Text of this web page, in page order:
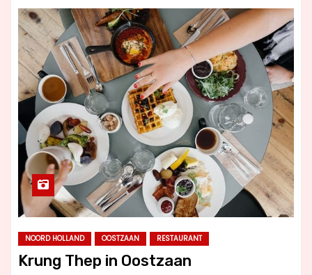
NOORD HOLLAND OOSTZAAN RESTAURANT
Krung Thep in Oostzaan